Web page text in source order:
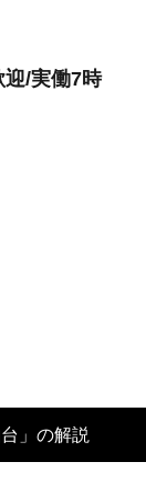
/実働7時
」の解説